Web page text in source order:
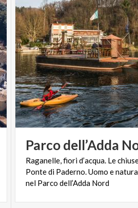
Parcodell’Adda
Raganelle, fiori d’acqua. Le
Ponte di Paderno. Uomo e
nel Parco dell’Adda Nord